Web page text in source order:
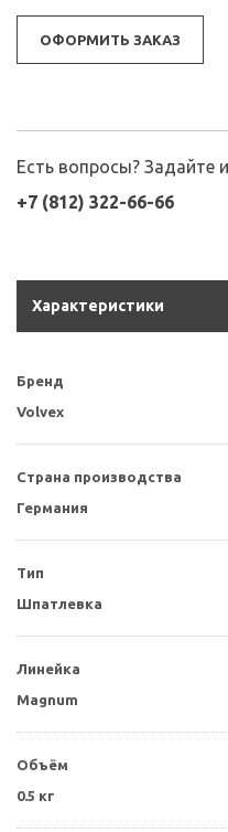
ОФОРМИТЬ ЗАКАЗ
Есть вопросы? Задайте
+7 (812) 322-66-66
Характеристики
Бренд
Volvex
Страна производства
Германия
Тип
Шпатлевка
Линейка
Magnum
Объём
0.5 кг